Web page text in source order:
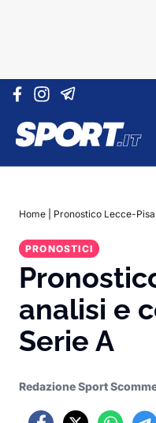
Vai al contenuto
Home Pronostico Lecce-
PRONOSTICI
analisi e
Serie A
Redazione Sport